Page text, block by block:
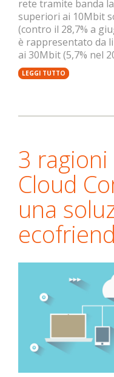
rete tramite banda
superiori ai 10Mbit
(contro il 28,7% a
è rappresentato da
ai 30Mbit (5,7% nel
LEGGI TUTTO
3
Cloud
una